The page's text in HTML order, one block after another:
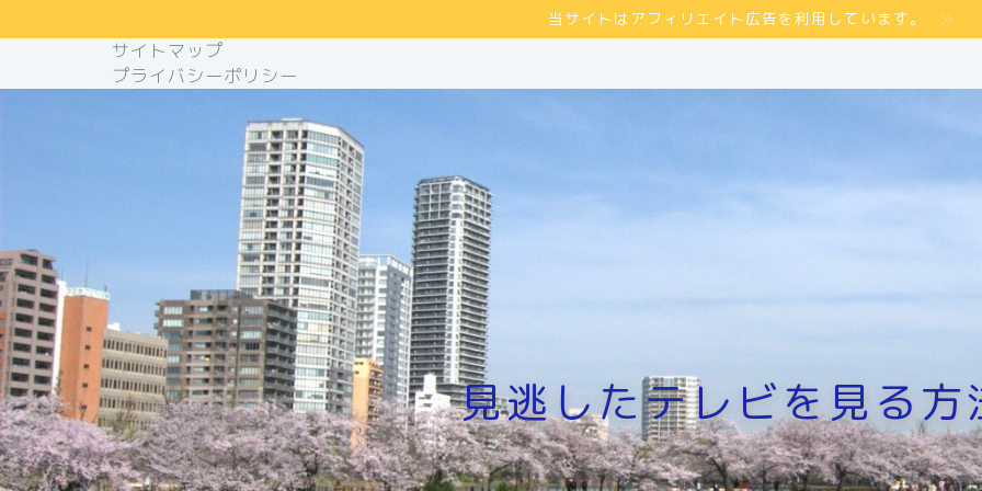
当サイトはアフィリエイト広告を利用しています。
サイトマップ
プライバシーポリシー
見逃したテレビを見る方